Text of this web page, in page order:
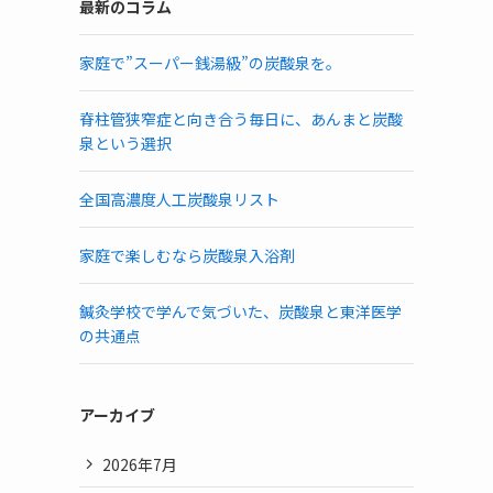
最新のコラム
家庭で”スーパー銭湯級”の炭酸泉を。
脊柱管狭窄症と向き合う毎日に、あんまと炭酸
泉という選択
全国高濃度人工炭酸泉リスト
家庭で楽しむなら炭酸泉入浴剤
鍼灸学校で学んで気づいた、炭酸泉と東洋医学
の共通点
アーカイブ
2026年7月